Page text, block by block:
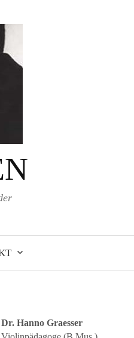
Dr. Hanno Graesser